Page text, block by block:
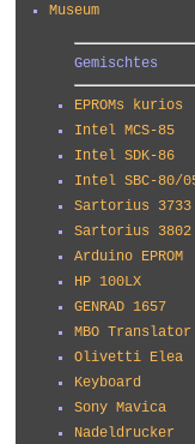
Museum
Gemischtes
EPROMs kurios
Intel MCS-85
Intel SDK-86
Intel SBC-80/
Sartorius 3733
Sartorius 3802
Arduino EPROM
HP 100LX
GENRAD 1657
MBO Translator
Olivetti Elea
Keyboard
Sony Mavica
Nadeldrucker